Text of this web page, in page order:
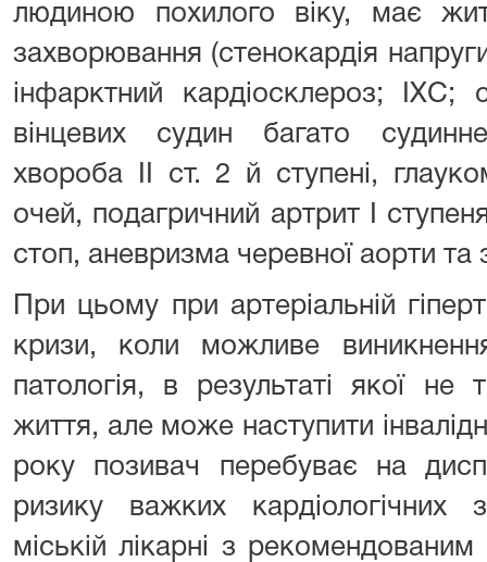
людиною похилого віку, має
захворювання (стенокардія
інфарктний кардіосклероз; ІХС;
вінцевих судин багато
хвороба ІІ ст. 2 й ступені,
очей, подагричний артрит І
стоп, аневризма черевної аорти та
При цьому при артеріальній
кризи, коли можливе
патологія, в результаті якої не
життя, але може наступити
року позивач перебуває на
ризику важких кардіологічних
міській лікарні з